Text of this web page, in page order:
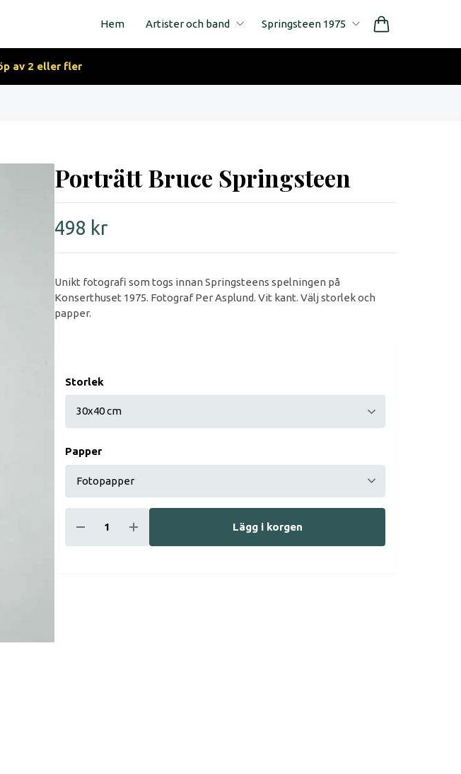
Hem Artister och band Springsteen 1975
av 2 eller fler
Porträtt Bruce Springsteen
498 kr
Unikt fotografi som togs innan Springsteens spelningen på
Konserthuset 1975. Fotograf Per Asplund. Vit kant. Välj storlek och
papper.
Storlek
Papper
Lägg i korgen